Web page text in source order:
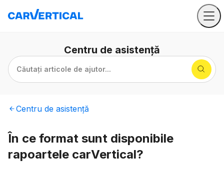
Centru de asistență
Căutați articole de ajutor...
Centru de asistență
În ce format sunt disponibile
rapoartele carVertical?